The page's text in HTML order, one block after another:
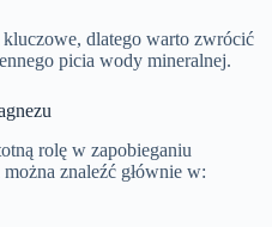
kluczowe, dlatego warto zwrócić
picia wody mineralnej.
rolę w zapobieganiu
można znaleźć głównie w: